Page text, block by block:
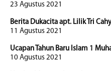
23 Agustus 2021
Berita Dukacita apt. Lilik Tri
11 Agustus 2021
Ucapan Tahun Baru Islam 1
10 Agustus 2021